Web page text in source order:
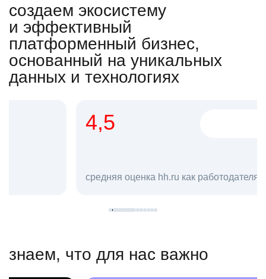
создаем экосистему
и эффективный
платформенный бизнес,
основанный на уникальных
данных и технологиях
средняя оценка hh.ru как работодателя **
в hh.ru
знаем, что для нас важно